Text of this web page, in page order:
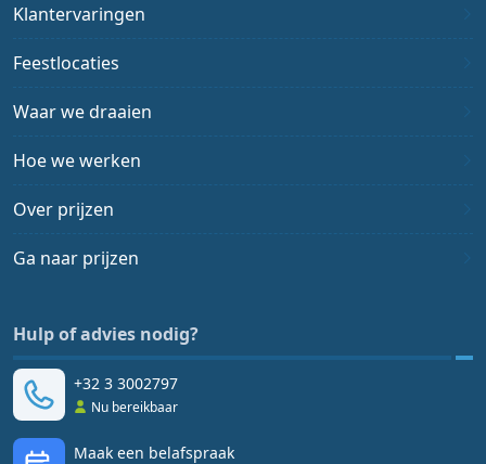
Klantervaringen
Feestlocaties
Waar we draaien
Hoe we werken
Over prijzen
Ga naar prijzen
Hulp of advies nodig?
+32 3 3002797
Nu bereikbaar
Maak een belafspraak